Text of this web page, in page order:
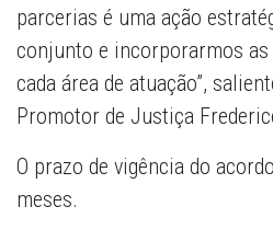
parcerias é uma ação
conjunto e incorporarmos
cada área de atuação”,
Promotor de Justiça
O prazo de vigência do
meses.